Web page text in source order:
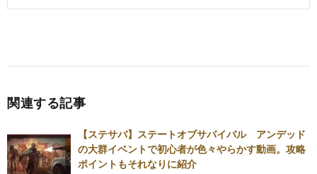
関連する記事
【ステサバ】ステートオブサバイバル アンデッド
の大群イベントで初心者が色々やらかす動画。攻略
ポイントもそれなりに紹介